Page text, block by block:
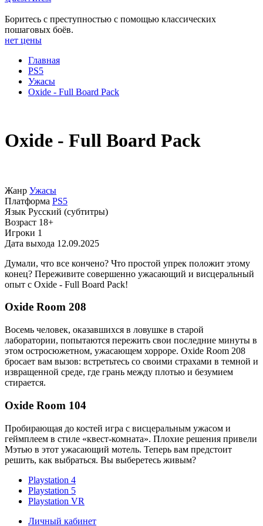
Боритесь с преступностью с помощью классических
пошаговых боёв.
нет цены
Главная
PS5
Ужасы
Oxide - Full Board Pack
Oxide - Full Board Pack
Жанр Ужасы
Платформа PS5
Язык Русский (субтитры)
Возраст 18+
Игроки 1
Дата выхода 12.09.2025
Думали, что все кончено? Что простой упрек положит этому
конец? Переживите совершенно ужасающий и висцеральный
опыт с Oxide - Full Board Pack!
Oxide Room 208
Восемь человек, оказавшихся в ловушке в старой
лаборатории, попытаются пережить свои последние минуты в
этом остросюжетном, ужасающем хорроре. Oxide Room 208
бросает вам вызов: встретьтесь со своими страхами в темной и
извращенной среде, где грань между плотью и безумием
стирается.
Oxide Room 104
Пробирающая до костей игра с висцеральным ужасом и
геймплеем в стиле «квест-комната». Плохие решения привели
Мэтью в этот ужасающий мотель. Теперь вам предстоит
решить, как выбраться. Вы выберетесь живым?
Playstation 4
Playstation 5
Playstation VR
Личный кабинет